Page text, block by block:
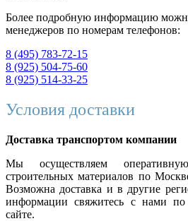
Более подробную информацию
менеджеров по номерам телефонов:
8 (495) 783-72-15
8 (925) 504-75-60
8 (925) 514-33-25
Условия доставки
Доставка транспортом компании
Мы осуществляем
строительных материалов по
Возможна доставка и в другие
информации свяжитесь с нами
сайте.